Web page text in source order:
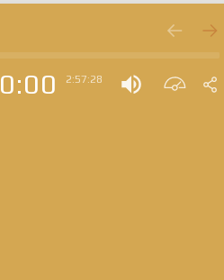
0:00 2:57:28